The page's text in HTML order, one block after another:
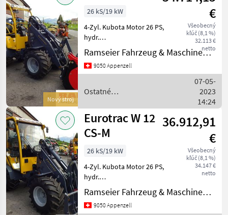
W
10
W
11
W
12
S
W10
W12S
MARKETPLACE
Marketplace
Nabídky
prodejců
Inzeráty
Nový stroj
€
Všeobecný
kľúč (8,1 %)
32.113 €
netto
26 kS/19 kW
4-Zyl. Kubota Motor 26 PS,
hydr.
Geräteschnellwechsler,
Euro 8, Zusatzsteurkreis,
Schutzdach, Bereifung
(Preis ohne
Ramseier Fahrzeug & Maschinen AG
9050 Appenzell
Ostatné
stroje / Eurotrac
07-05-
2023
14:24
Eurotrac W 12
CS-M
36.912,91
€
Všeobecný
kľúč (8,1 %)
34.147 €
netto
26 kS/19 kW
4-Zyl. Kubota Motor 26 PS,
hydr.
Geräteschnellwechsler
Euro 8, Zusatzsteurkreis,
Kabine mit Heizung, Radio.
Ramseier Fahrzeug & Maschinen AG
9050 Appenzell